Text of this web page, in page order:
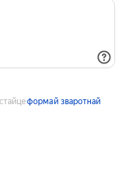
формай зваротнай